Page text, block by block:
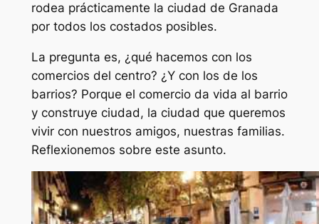
rodea prácticamente la ciudad de Granada
por todos los costados posibles.
La pregunta es, ¿qué hacemos con los
comercios del centro? ¿Y con los de los
barrios? Porque el comercio da vida al barrio
y construye ciudad, la ciudad que queremos
vivir con nuestros amigos, nuestras familias.
Reflexionemos sobre este asunto.